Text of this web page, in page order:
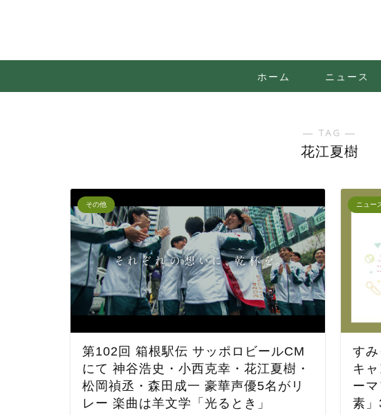
ホーム ニュース
― TAG ―
花江夏樹
その他
第102回 箱根駅伝 サッポロビールCM
にて 神谷浩史・小西克幸・花江夏樹・
松岡禎丞・森田成一 豪華声優5名がリ
レー 楽曲は羊文学「光るとき」
ニュー
す
キ
ー
素